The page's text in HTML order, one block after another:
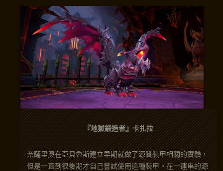
『地獄鍛造者』卡扎拉
奈薩里奧在亞貝魯斯建立早期就做了源質裝甲相關的實驗，
但是一直到很後期才自己嘗試使用這種裝甲。在一連串的源